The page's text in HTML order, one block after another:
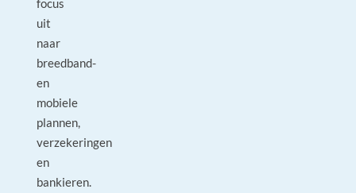
focus
uit
naar
breedband-
en
mobiele
plannen,
verzekeringen
en
bankieren.